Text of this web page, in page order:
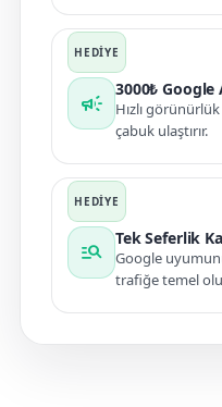
campaign
3000₺
Hızlı
çabuk ulaştırır.
manage_search
Tek Seferlik
Google
trafiğe temel